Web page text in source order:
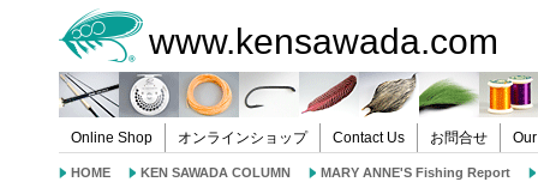
www.kensawada.com
Online Shop オンラインショップ Contact Us お問合せ
HOME KEN SAWADA COLUMN MARY ANNE'S Fishing Report